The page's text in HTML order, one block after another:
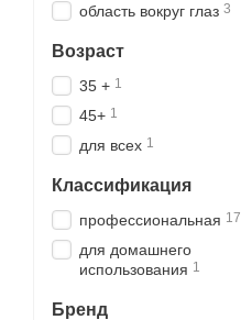
область вокруг глаз 3
Возраст
35 + 1
45+ 1
для всех 1
Классификация
профессиональная 17
для домашнего
использования 1
Бренд